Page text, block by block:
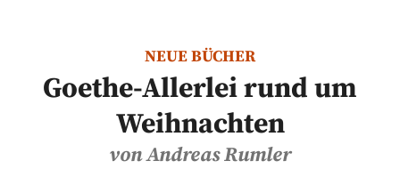
NEUE BÜCHER
Goethe-Allerlei rund um
Weihnachten
von Andreas Rumler